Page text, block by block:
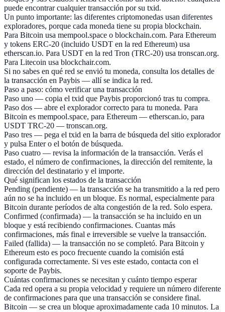
puede encontrar cualquier transacción por su txid.
Un punto importante: las diferentes criptomonedas usan diferentes
exploradores, porque cada moneda tiene su propia blockchain.
Para Bitcoin usa mempool.space o blockchain.com. Para Ethereum
y tokens ERC-20 (incluido USDT en la red Ethereum) usa
etherscan.io. Para USDT en la red Tron (TRC-20) usa tronscan.org.
Para Litecoin usa blockchair.com.
Si no sabes en qué red se envió tu moneda, consulta los detalles de
la transacción en Paybis — allí se indica la red.
Paso a paso: cómo verificar una transacción
Paso uno — copia el txid que Paybis proporcionó tras tu compra.
Paso dos — abre el explorador correcto para tu moneda. Para
Bitcoin es mempool.space, para Ethereum — etherscan.io, para
USDT TRC-20 — tronscan.org.
Paso tres — pega el txid en la barra de búsqueda del sitio explorador
y pulsa Enter o el botón de búsqueda.
Paso cuatro — revisa la información de la transacción. Verás el
estado, el número de confirmaciones, la dirección del remitente, la
dirección del destinatario y el importe.
Qué significan los estados de la transacción
Pending (pendiente) — la transacción se ha transmitido a la red pero
aún no se ha incluido en un bloque. Es normal, especialmente para
Bitcoin durante períodos de alta congestión de la red. Solo espera.
Confirmed (confirmada) — la transacción se ha incluido en un
bloque y está recibiendo confirmaciones. Cuantas más
confirmaciones, más final e irreversible se vuelve la transacción.
Failed (fallida) — la transacción no se completó. Para Bitcoin y
Ethereum esto es poco frecuente cuando la comisión está
configurada correctamente. Si ves este estado, contacta con el
soporte de Paybis.
Cuántas confirmaciones se necesitan y cuánto tiempo esperar
Cada red opera a su propia velocidad y requiere un número diferente
de confirmaciones para que una transacción se considere final.
Bitcoin — se crea un bloque aproximadamente cada 10 minutos. La